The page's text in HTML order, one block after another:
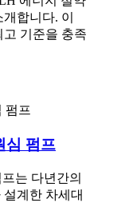
합니다. 이
기준을 충족
심 펌프
는 다년간의
계한 차세대